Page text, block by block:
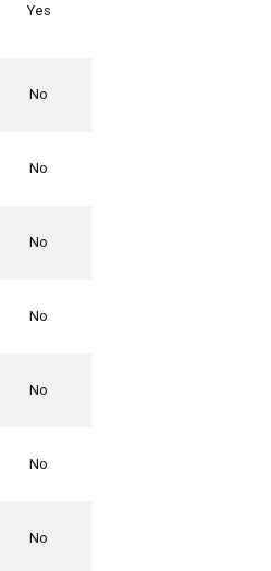
Yes
No
No
No
No
No
No
No